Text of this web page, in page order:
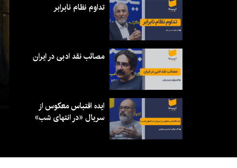
تداوم نظام نابرابر
مصائب نقد ادبی در ایران
ایده اقتباس معکوس از
سریال «در انتهای شب»